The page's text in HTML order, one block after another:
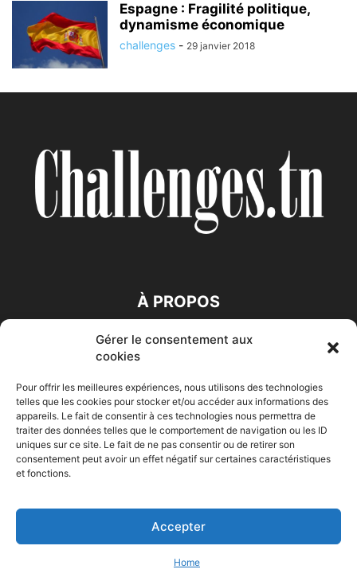
Gérer le consentement aux
cookies
Pour offrir les meilleures expériences, nous utilisons des technologies
telles que les cookies pour stocker et/ou accéder aux informations des
appareils. Le fait de consentir à ces technologies nous permettra de
traiter des données telles que le comportement de navigation ou les ID
uniques sur ce site. Le fait de ne pas consentir ou de retirer son
consentement peut avoir un effet négatif sur certaines caractéristiques
et fonctions.
Accepter
Home
Espagne : Fragilité politique,
dynamisme économique
challenges - 29 janvier 2018
À PROPOS
SUIVEZ NOUS
Accueil Economie Entreprises Entrepreneur Afrique
HIGH-TECH Auto-Moto
© Challenges.tn By AAKOM.DIGITAL